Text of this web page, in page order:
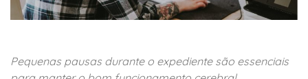
Pequenas pausas durante o expediente são essenciais